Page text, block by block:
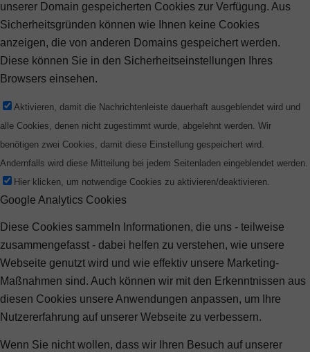
unserer Domain gespeicherten Cookies zur Verfügung. Aus
Sicherheitsgründen können wie Ihnen keine Cookies
anzeigen, die von anderen Domains gespeichert werden.
Diese können Sie in den Sicherheitseinstellungen Ihres
Browsers einsehen.
Aktivieren, damit die Nachrichtenleiste dauerhaft ausgeblendet wird und
alle Cookies, denen nicht zugestimmt wurde, abgelehnt werden. Wir
benötigen zwei Cookies, damit diese Einstellung gespeichert wird.
Andernfalls wird diese Mitteilung bei jedem Seitenladen eingeblendet werden.
Hier klicken, um notwendige Cookies zu aktivieren/deaktivieren.
Google Analytics Cookies
Diese Cookies sammeln Informationen, die uns - teilweise
zusammengefasst - dabei helfen zu verstehen, wie unsere
Webseite genutzt wird und wie effektiv unsere Marketing-
Maßnahmen sind. Auch können wir mit den Erkenntnissen aus
diesen Cookies unsere Anwendungen anpassen, um Ihre
Nutzererfahrung auf unserer Webseite zu verbessern.
Wenn Sie nicht wollen, dass wir Ihren Besuch auf unserer